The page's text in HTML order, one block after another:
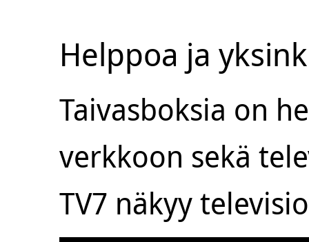
Helppoa ja
Taivasboksia on
verkkoon sekä
TV7 näkyy